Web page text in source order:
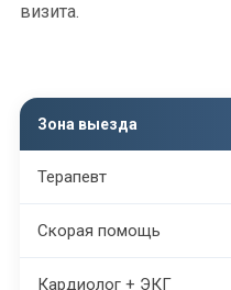
визита.
Зона выезда
Терапевт
Скорая помощь
Кардиолог + ЭКГ